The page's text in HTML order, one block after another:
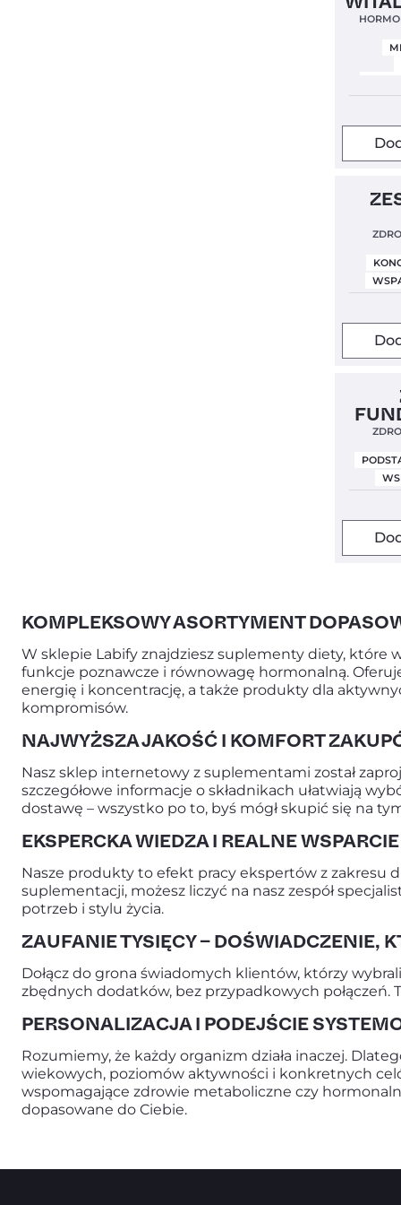
3x
Clean
KOMPLEKSOWY ASORTYMENT
W sklepie Labify znajdziesz suplementy diety, które
funkcje poznawcze i równowagę hormonalną.
energię i koncentrację, a także produkty dla
kompromisów.
NAJWYŻSZA JAKOŚĆ I KOMFORT
Nasz sklep internetowy z suplementami został
szczegółowe informacje o składnikach ułatwiają
dostawę – wszystko po to, byś mógł skupić się na
EKSPERCKA WIEDZA I REALNE WSPARCIE
Nasze produkty to efekt pracy ekspertów z zakresu
suplementacji, możesz liczyć na nasz zespół
potrzeb i stylu życia.
ZAUFANIE TYSIĘCY – DOŚWIADCZENIE,
Dołącz do grona świadomych klientów, którzy
zbędnych dodatków, bez przypadkowych połączeń.
PERSONALIZACJA I PODEJŚCIE
Rozumiemy, że każdy organizm działa inaczej.
wiekowych, poziomów aktywności i konkretnych
wspomagające zdrowie metaboliczne czy
dopasowane do Ciebie.